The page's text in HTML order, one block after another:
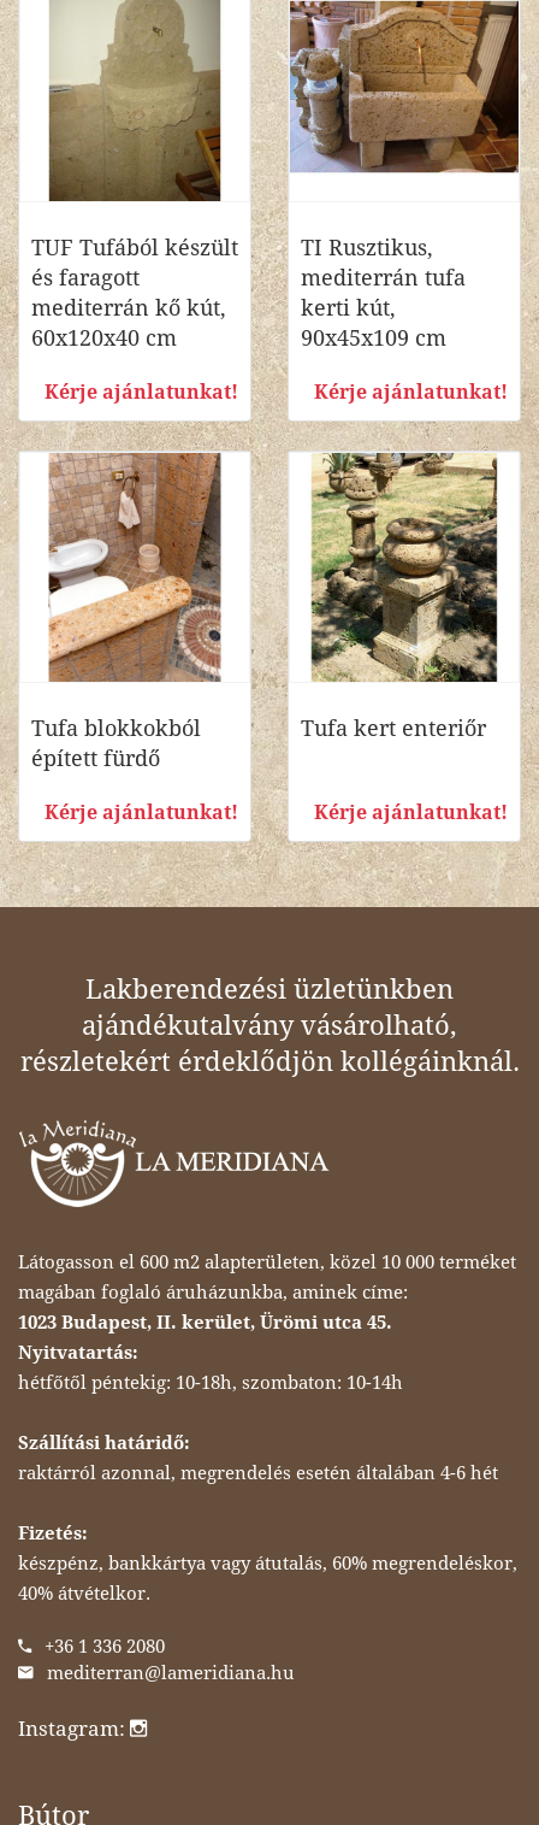
TUF Tufából készült
és faragott
mediterrán kő kút,
60x120x40 cm
Kérje ajánlatunkat!
TI Rusztikus,
mediterrán tufa
kerti kút,
90x45x109 cm
Kérje ajánlatunkat!
Tufa blokkokból
épített fürdő
Kérje ajánlatunkat!
Tufa kert enteriőr
Kérje ajánlatunkat!
Lakberendezési üzletünkben
ajándékutalvány vásárolható,
részletekért érdeklődjön kollégáinknál.
Látogasson el 600 m2 alapterületen, közel 10 000 terméket
magában foglaló áruházunkba, aminek címe:
1023 Budapest, II. kerület, Ürömi utca 45.
Nyitvatartás:
hétfőtől péntekig: 10-18h, szombaton: 10-14h
Szállítási határidő:
raktárról azonnal, megrendelés esetén általában 4-6 hét
Fizetés:
készpénz, bankkártya vagy átutalás, 60% megrendeléskor,
40% átvételkor.
+36 1 336 2080
mediterran@lameridiana.hu
Instagram:
Bútor